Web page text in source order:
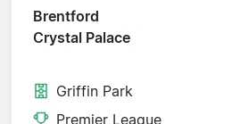
Brentford
Crystal Palace
Griffin Park
Premier League